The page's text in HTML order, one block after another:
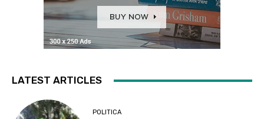
LATEST ARTICLES
POLITICA